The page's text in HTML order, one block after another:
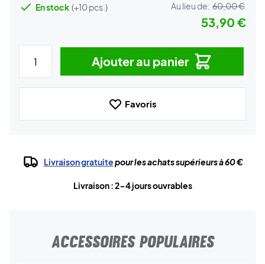
En stock (+10 pcs.) Au lieu de: 60,00 €
53,90 €
Ajouter au panier
Favoris
Livraison gratuitepour les achats supérieurs à 60 €
Livraison : 2-4 jours ouvrables
ACCESSOIRES POPULAIRES